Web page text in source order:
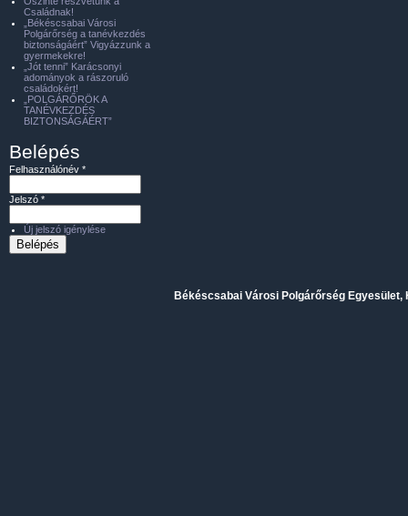
Családnak!
„Békéscsabai Városi
Polgárőrség a tanévkezdés
biztonságáért” Vigyázzunk a
gyermekekre!
„Jót tenni” Karácsonyi
adományok a rászoruló
családokért!
„POLGÁRŐRÖK A
TANÉVKEZDÉS
BIZTONSÁGÁÉRT”
Belépés
Felhasználónév *
Jelszó *
Új jelszó igénylése
Békéscsabai Városi Polgárőrség Egyesület,